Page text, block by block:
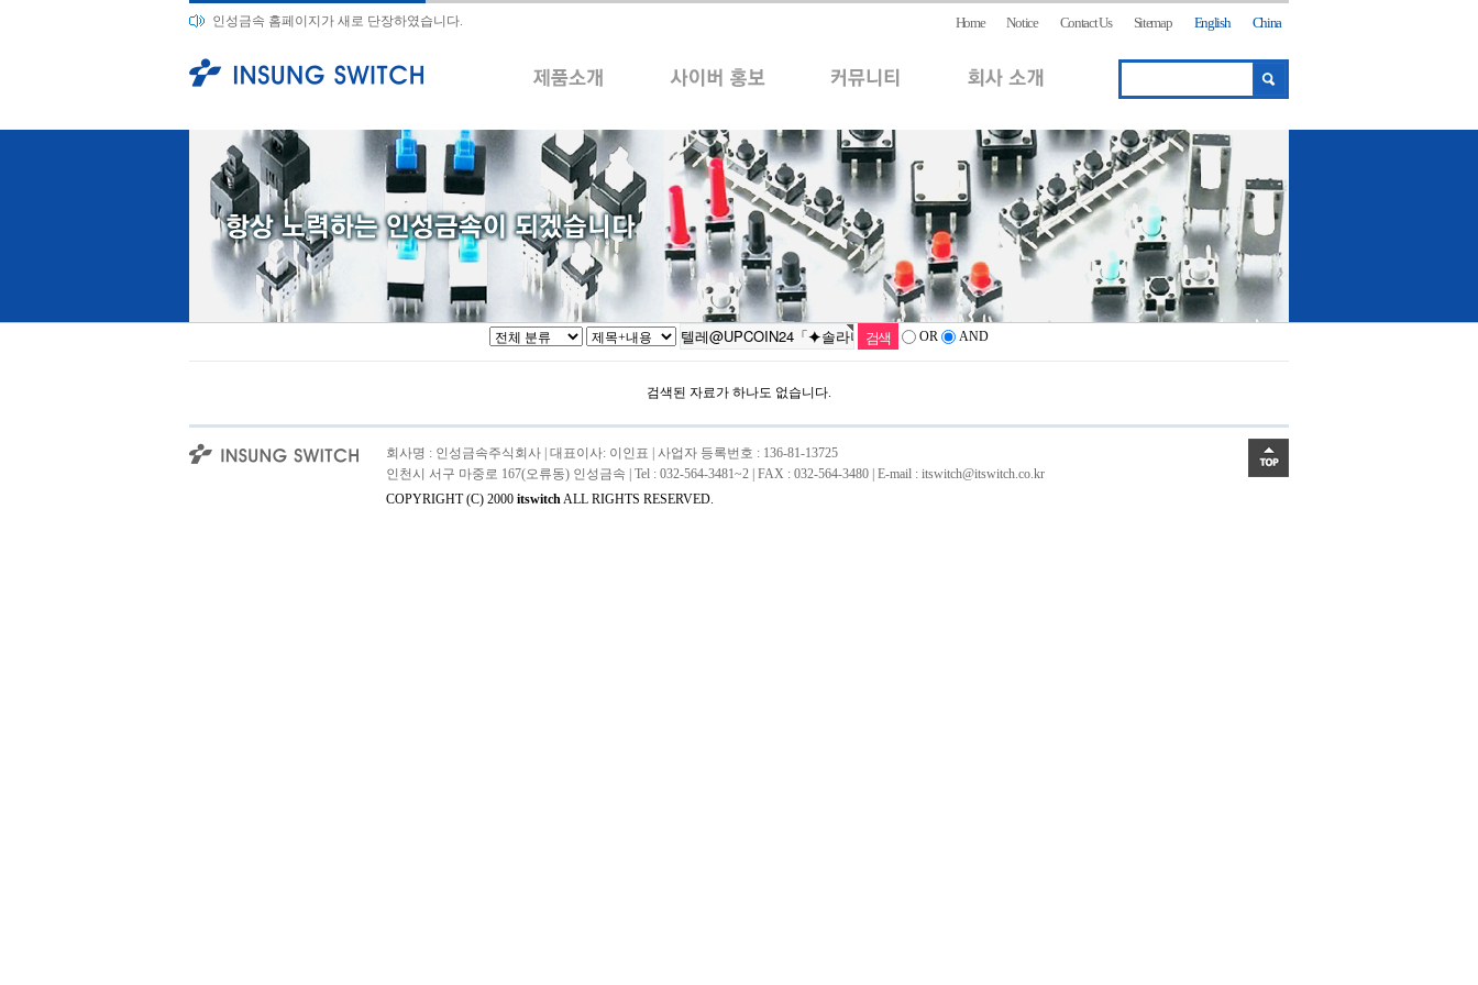
인성금속 홈페이지가 새로 단장하였습니다. Home Notice Contact Us Sitemap English China
OR AND
검색된 자료가 하나도 없습니다.
회사명 : 인성금속주식회사 | 대표이사: 이인표 | 사업자 등록번호 : 136-81-13725
인천시 서구 마중로 167(오류동) 인성금속 | Tel : 032-564-3481~2 | FAX : 032-564-3480 | E-mail : itswitch@itswitch.co.kr
COPYRIGHT (C) 2000 itswitchALL RIGHTS RESERVED.